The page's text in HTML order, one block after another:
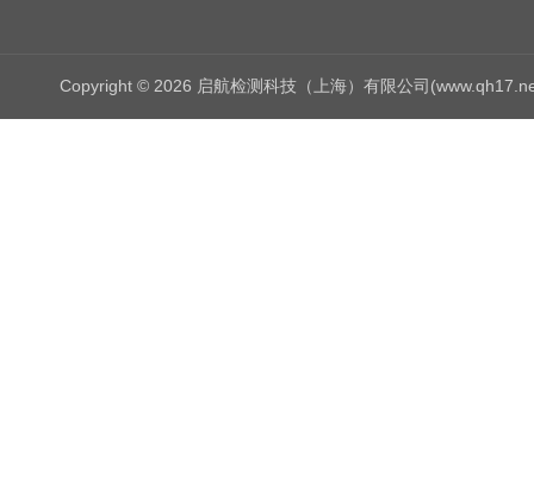
Copyright © 2026 启航检测科技（上海）有限公司